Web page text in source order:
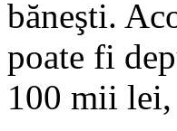
băneşti.
poate fi
100 mii lei,